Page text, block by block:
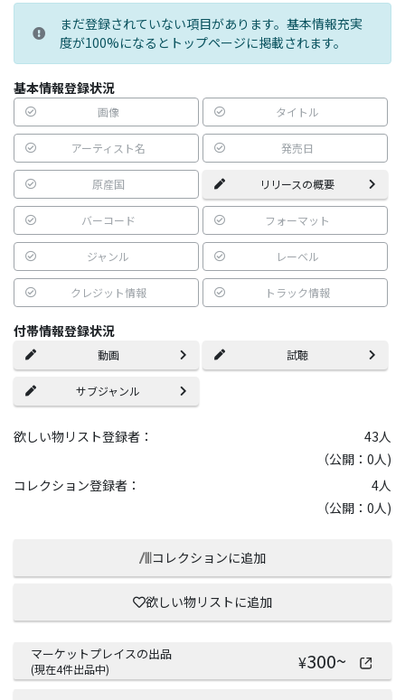
まだ登録されていない項目があります。基本情報充実
度が100%になるとトップページに掲載されます。
基本情報登録状況
画像 タイトル
アーティスト名 発売日
原産国 リリースの概要
バーコード フォーマット
ジャンル レーベル
クレジット情報 トラック情報
付帯情報登録状況
動画 試聴
サブジャンル
欲しい物リスト登録者： 43人
（公開：0人)
コレクション登録者：
4人
（公開：0人)
コレクションに追加
欲しい物リストに追加
マーケットプレイスの出品
(現在4件出品中) ¥300~